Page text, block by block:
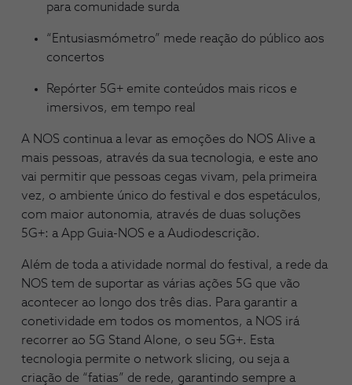
para comunidade surda
“Entusiasmómetro” mede reação do público aos
concertos
Repórter 5G+ emite conteúdos mais ricos e
imersivos, em tempo real
A NOS continua a levar as emoções do NOS Alive a
mais pessoas, através da sua tecnologia, e este ano
vai permitir que pessoas cegas vivam, pela primeira
vez, o ambiente único do festival e dos espetáculos,
com maior autonomia, através de duas soluções
5G+: a App Guia-NOS e a Audiodescrição.
Além de toda a atividade normal do festival, a rede da
NOS tem de suportar as várias ações 5G que vão
acontecer ao longo dos três dias. Para garantir a
conetividade em todos os momentos, a NOS irá
recorrer ao 5G Stand Alone, o seu 5G+. Esta
tecnologia permite o network slicing, ou seja a
criação de “fatias” de rede, garantindo sempre a